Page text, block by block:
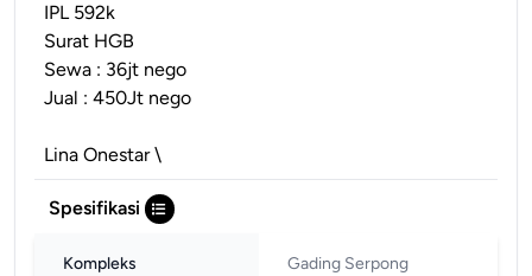
IPL 592k
Surat HGB
Sewa : 36jt nego
Jual : 450Jt nego
Lina Onestar \
Spesifikasi
Kompleks Gading Serpong